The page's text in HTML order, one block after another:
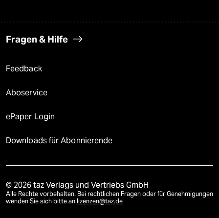
Fragen & Hilfe
Feedback
Aboservice
ePaper Login
Downloads für Abonnierende
© 2026 taz Verlags und Vertriebs GmbH
Alle Rechte vorbehalten. Bei rechtlichen Fragen oder für Genehmigungen
wenden Sie sich bitte an lizenzen@taz.de